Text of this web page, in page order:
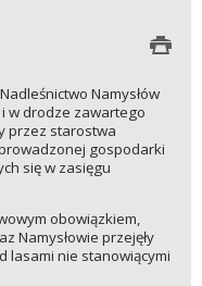
Namysłów
w drodze zawartego
przez starostwa
gospodarki
się w zasięgu
obowiązkiem,
Namysłowie przejęły
lasami nie stanowiącymi